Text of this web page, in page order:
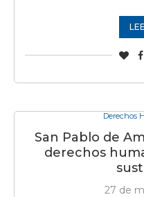
Derechos
San Pablo de
derechos
27 de